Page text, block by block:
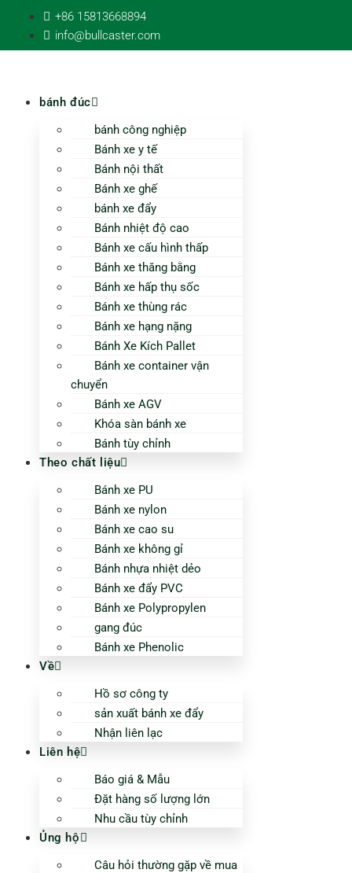
Chuyển
nội
+86 15813668894
info@bullcaster.com
bánh đúc
bánh công nghiệp
Bánh xe y tế
Bánh nội thất
Bánh xe ghế
bánh xe đẩy
Bánh nhiệt độ cao
Bánh xe cấu hình thấp
Bánh xe thăng bằng
Bánh xe hấp thụ sốc
Bánh xe thùng rác
Bánh xe hạng nặng
Bánh Xe Kích Pallet
Bánh xe container vận
chuyển
Bánh xe AGV
Khóa sàn bánh xe
Bánh tùy chỉnh
Theo chất liệu
Bánh xe PU
Bánh xe nylon
Bánh xe cao su
Bánh xe không gỉ
Bánh nhựa nhiệt dẻo
Bánh xe đẩy PVC
Bánh xe Polypropylen
gang đúc
Bánh xe Phenolic
Về
Hồ sơ công ty
sản xuất bánh xe đẩy
Nhận liên lạc
Liên hệ
Báo giá & Mẫu
Đặt hàng số lượng lớn
Nhu cầu tùy chỉnh
Ủng hộ
Câu hỏi thường gặp về mua